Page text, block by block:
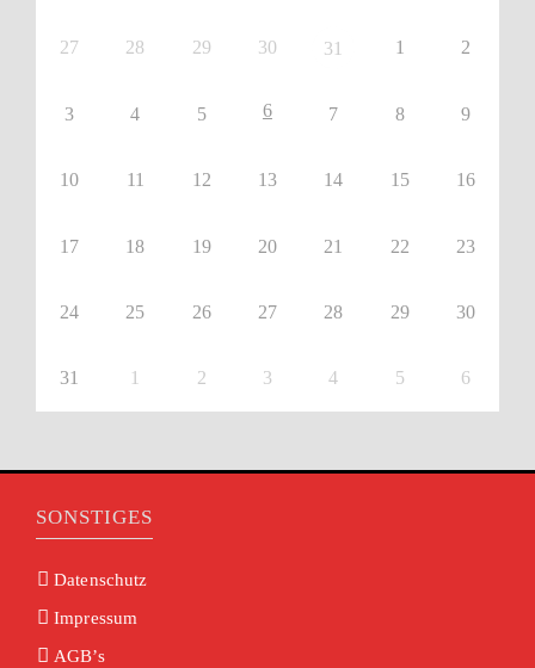
27 28 29 30 31 1 2
3 4 5 6 7 8 9
10 11 12 13 14 15 16
17 18 19 20 21 22 23
24 25 26 27 28 29 30
31 1 2 3 4 5 6
SONSTIGES
Datenschutz
Impressum
AGB’s